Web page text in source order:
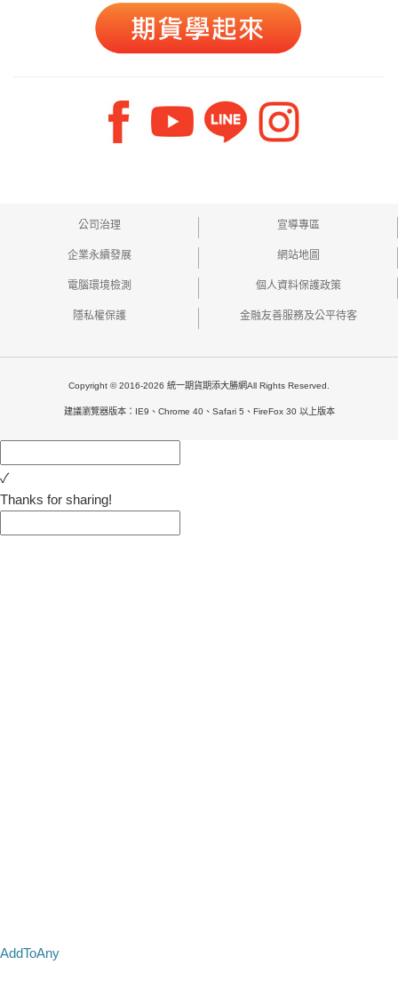
公司治理 宣導專區
企業永續發展 網站地圖
電腦環境檢測 個人資料保護政策
隱私權保護 金融友善服務及公平待客
Copyright © 2016-2026 統一期貨期添大勝網All Rights Reserved.
建議瀏覽器版本：IE9、Chrome 40、Safari 5、FireFox 30 以上版本
✓
Thanks for sharing!
AddToAny